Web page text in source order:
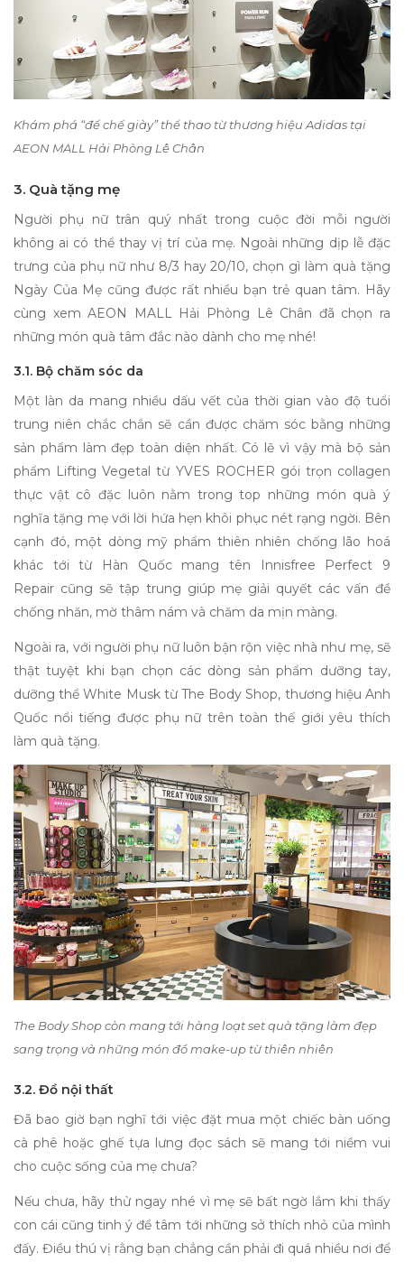
Khám phá “đế chế giày” thể thao từ thương hiệu Adidas tại
AEON MALL Hải Phòng Lê Chân
3. Quà tặng mẹ
Người phụ nữ trân quý nhất trong cuộc đời mỗi người
không ai có thể thay vị trí của mẹ. Ngoài những dịp lễ đặc
trưng của phụ nữ như 8/3 hay 20/10, chọn gì làm quà tặng
Ngày Của Mẹ cũng được rất nhiều bạn trẻ quan tâm. Hãy
cùng xem AEON MALL Hải Phòng Lê Chân đã chọn ra
những món quà tâm đắc nào dành cho mẹ nhé!
3.1. Bộ chăm sóc da
Một làn da mang nhiều dấu vết của thời gian vào độ tuổi
trung niên chắc chắn sẽ cần được chăm sóc bằng những
sản phẩm làm đẹp toàn diện nhất. Có lẽ vì vậy mà bộ sản
phẩm Lifting Vegetal từ YVES ROCHER gói trọn collagen
thực vật cô đặc luôn nằm trong top những món quà ý
nghĩa tặng mẹvới lời hứa hẹn khôi phục nét rạng ngời. Bên
cạnh đó, một dòng mỹ phẩm thiên nhiên chống lão hoá
khác tới từ Hàn Quốc mang tên
Innisfree Perfect 9
Repair cũng sẽ tập trung giúp mẹ giải quyết các vấn đề
chống nhăn, mờ thâm nám và chăm da mịn màng.
Ngoài ra, với người phụ nữ luôn bận rộn việc nhà như mẹ, sẽ
thật tuyệt khi bạn chọn các dòng sản phẩm dưỡng tay,
dưỡng thể White Musk từ The Body Shop, thương hiệu Anh
Quốc nổi tiếng được phụ nữ trên toàn thế giới yêu thích
làm quà tặng.
The Body Shop còn mang tới hàng loạt set quà tặng làm đẹp
sang trọng và những món đồ make-up từ thiên nhiên
3.2. Đồ nội thất
Đã bao giờ bạn nghĩ tới việc đặt mua một chiếc bàn uống
cà phê hoặc ghế tựa lưng đọc sách sẽ mang tới niềm vui
cho cuộc sống của mẹ chưa?
Nếu chưa, hãy thử ngay nhé vì mẹ sẽ bất ngờ lắm khi thấy
con cái cũng tinh ý để tâm tới những sở thích nhỏ của mình
đấy. Điều thú vị rằng bạn chẳng cần phải đi quá nhiều nơi để